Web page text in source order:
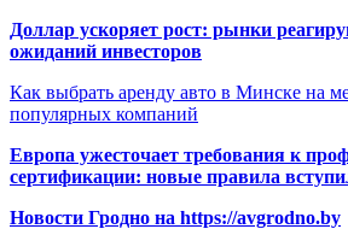
Доллар ускоряет рост: рынки
ожиданий инвесторов
Как выбрать аренду авто в Минске на
популярных компаний
Европа ужесточает требования к
сертификации: новые правила
Новости Гродно на https://avgrodno.by